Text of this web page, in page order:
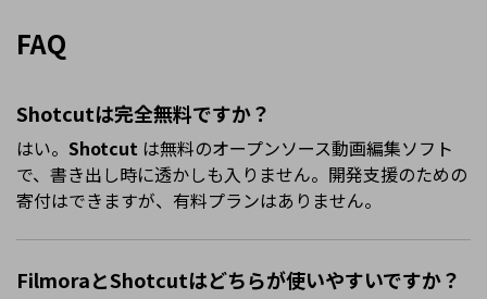
FAQ
Shotcutは完全無料ですか？
はい。 Shotcut は無料のオープンソース動画編集ソフト
で、書き出し時に透かしも入りません。開発支援のための
寄付はできますが、有料プランはありません。
FilmoraとShotcutはどちらが使いやすいですか？